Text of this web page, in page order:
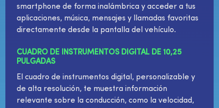
smartphone de forma inalámbrica y acceder a tus
aplicaciones, música, mensajes y llamadas favoritas
directamente desde la pantalla del vehículo.
CUADRO DE INSTRUMENTOS DIGITAL DE 10,25
PULGADAS
El cuadro de instrumentos digital, personalizable y
de alta resolución, te muestra información
relevante sobre la conducción, como la velocidad,